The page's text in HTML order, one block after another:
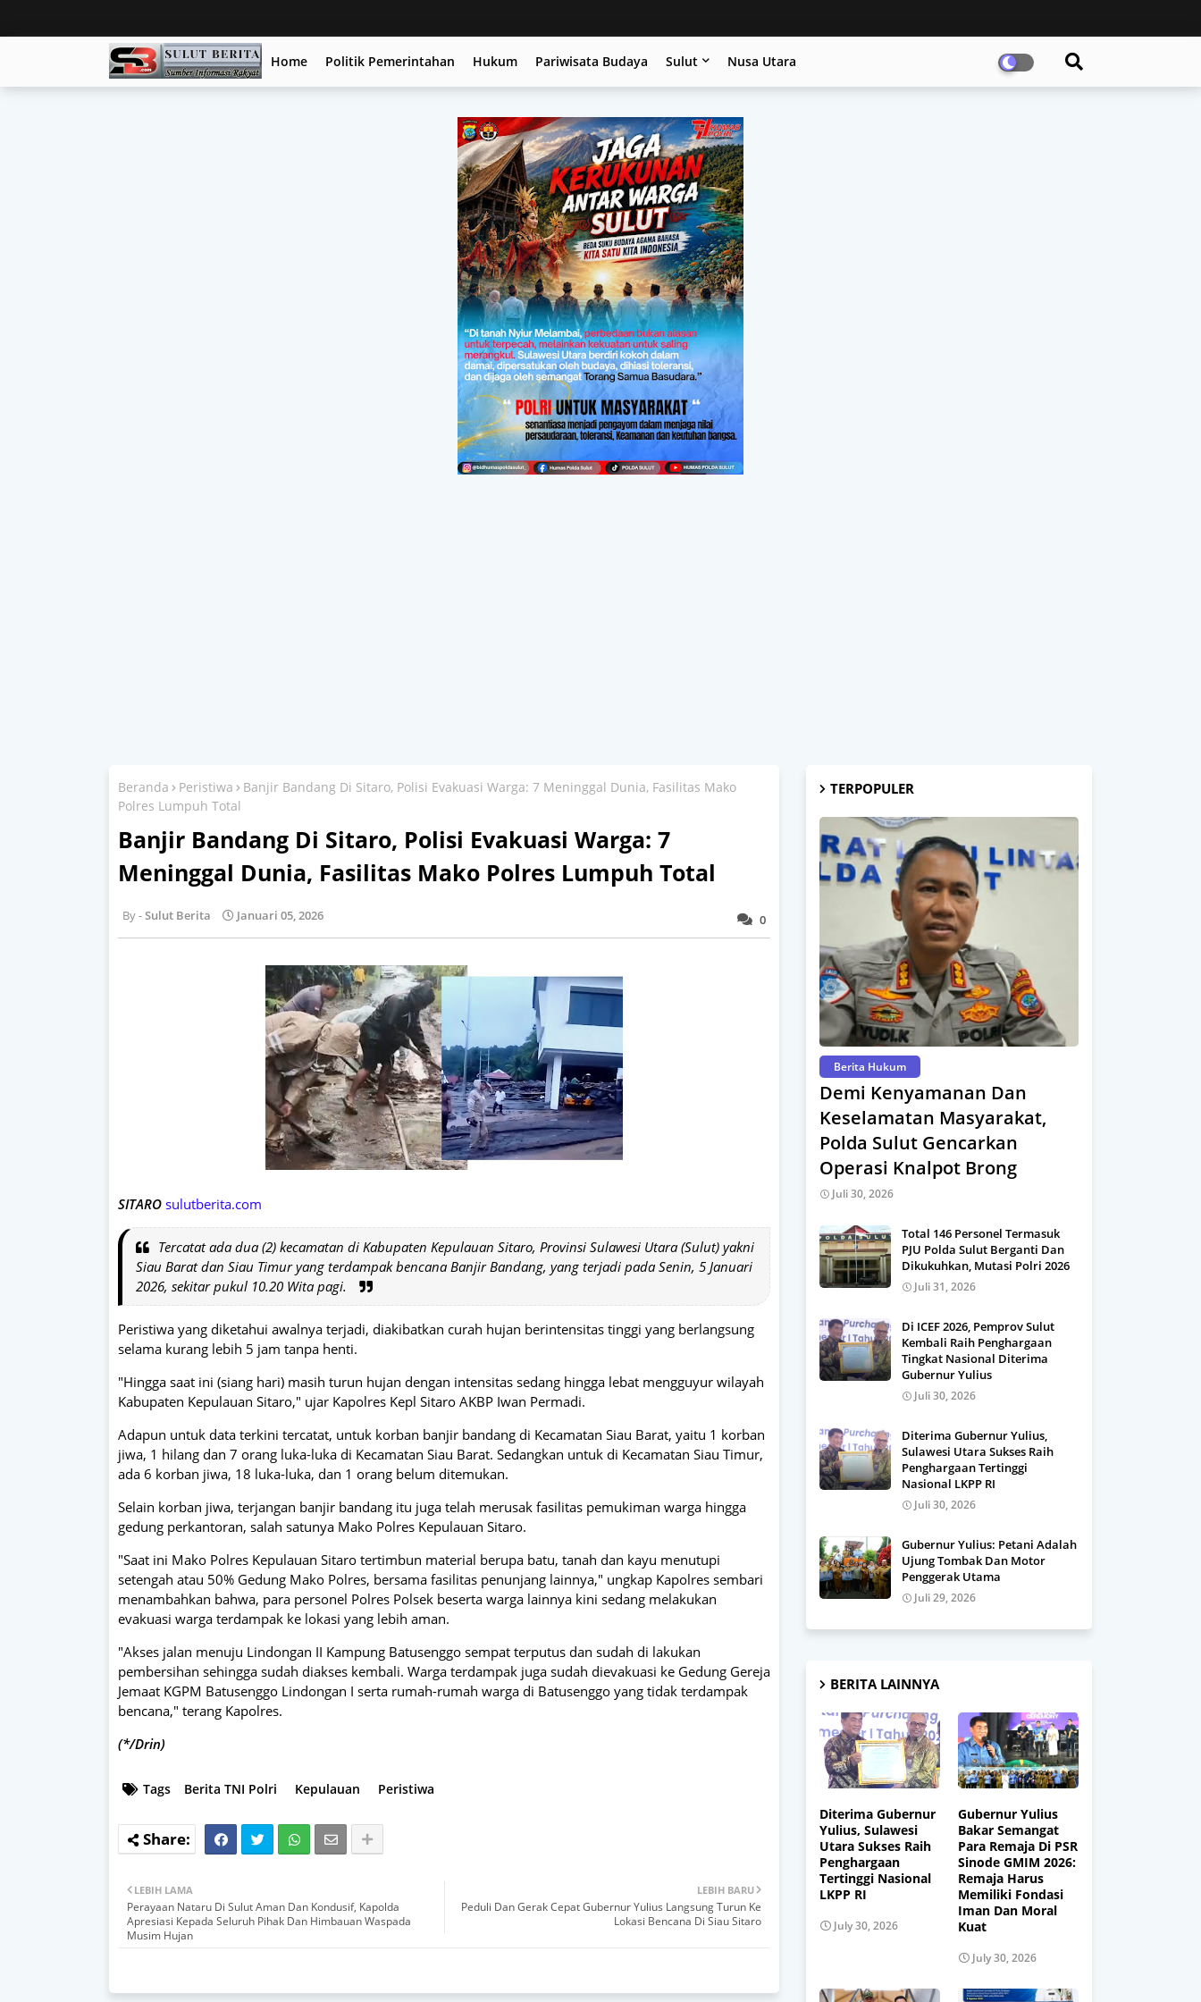
Home Politik Pemerintahan Hukum Pariwisata Budaya Sulut Nusa Utara
Beranda Peristiwa
Banjir Bandang Di Sitaro, Polisi Evakuasi Warga: 7 Meninggal Dunia, Fasilitas Mako
Polres Lumpuh Total
Banjir Bandang Di Sitaro, Polisi Evakuasi Warga: 7
Meninggal Dunia, Fasilitas Mako Polres Lumpuh Total
0
Sulut Berita Januari 05, 2026
SITARO sulutberita.com
Tercatat ada dua (2) kecamatan di Kabupaten Kepulauan Sitaro, Provinsi Sulawesi Utara (Sulut) yakni
Siau Barat dan Siau Timur yang terdampak bencana Banjir Bandang, yang terjadi pada Senin, 5 Januari
2026, sekitar pukul 10.20 Wita pagi.
Peristiwa yang diketahui awalnya terjadi, diakibatkan curah hujan berintensitas tinggi yang berlangsung
selama kurang lebih 5 jam tanpa henti.
"Hingga saat ini (siang hari) masih turun hujan dengan intensitas sedang hingga lebat mengguyur wilayah
Kabupaten Kepulauan Sitaro," ujar Kapolres Kepl Sitaro AKBP Iwan Permadi.
Adapun untuk data terkini tercatat, untuk korban banjir bandang di Kecamatan Siau Barat, yaitu 1 korban
jiwa, 1 hilang dan 7 orang luka-luka di Kecamatan Siau Barat. Sedangkan untuk di Kecamatan Siau Timur,
ada 6 korban jiwa, 18 luka-luka, dan 1 orang belum ditemukan.
Selain korban jiwa, terjangan banjir bandang itu juga telah merusak fasilitas pemukiman warga hingga
gedung perkantoran, salah satunya Mako Polres Kepulauan Sitaro.
"Saat ini Mako Polres Kepulauan Sitaro tertimbun material berupa batu, tanah dan kayu menutupi
setengah atau 50% Gedung Mako Polres, bersama fasilitas penunjang lainnya," ungkap Kapolres sembari
menambahkan bahwa, para personel Polres Polsek beserta warga lainnya kini sedang melakukan
evakuasi warga terdampak ke lokasi yang lebih aman.
"Akses jalan menuju Lindongan II Kampung Batusenggo sempat terputus dan sudah di lakukan
pembersihan sehingga sudah diakses kembali. Warga terdampak juga sudah dievakuasi ke Gedung Gereja
Jemaat KGPM Batusenggo Lindongan I serta rumah-rumah warga di Batusenggo yang tidak terdampak
bencana," terang Kapolres.
(*/Drin)
Tags Berita TNI Polri Kepulauan Peristiwa
LEBIH BARU
Peduli Dan Gerak Cepat Gubernur Yulius Langsung Turun Ke
Lokasi Bencana Di Siau Sitaro
LEBIH LAMA
Perayaan Nataru Di Sulut Aman Dan Kondusif, Kapolda
Apresiasi Kepada Seluruh Pihak Dan Himbauan Waspada
Musim Hujan
TERPOPULER
Berita Hukum
Demi Kenyamanan Dan
Keselamatan Masyarakat,
Polda Sulut Gencarkan
Operasi Knalpot Brong
Juli 30, 2026
Total 146 Personel Termasuk
PJU Polda Sulut Berganti Dan
Dikukuhkan, Mutasi Polri 2026
Juli 31, 2026
Di ICEF 2026, Pemprov Sulut
Kembali Raih Penghargaan
Tingkat Nasional Diterima
Gubernur Yulius
Juli 30, 2026
Diterima Gubernur Yulius,
Sulawesi Utara Sukses Raih
Penghargaan Tertinggi
Nasional LKPP RI
Juli 30, 2026
Gubernur Yulius: Petani Adalah
Ujung Tombak Dan Motor
Penggerak Utama
Juli 29, 2026
BERITA LAINNYA
Diterima Gubernur
Yulius, Sulawesi
Utara Sukses Raih
Penghargaan
Tertinggi Nasional
LKPP RI
July 30, 2026
Gubernur Yulius
Bakar Semangat
Para Remaja Di PSR
Sinode GMIM 2026:
Remaja Harus
Memiliki Fondasi
Iman Dan Moral
Kuat
July 30, 2026